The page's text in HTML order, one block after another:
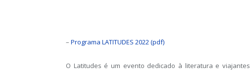
– Programa LATITUDES 2022 (pdf)
O Latitudes é um evento dedicado à literatura e viajantes